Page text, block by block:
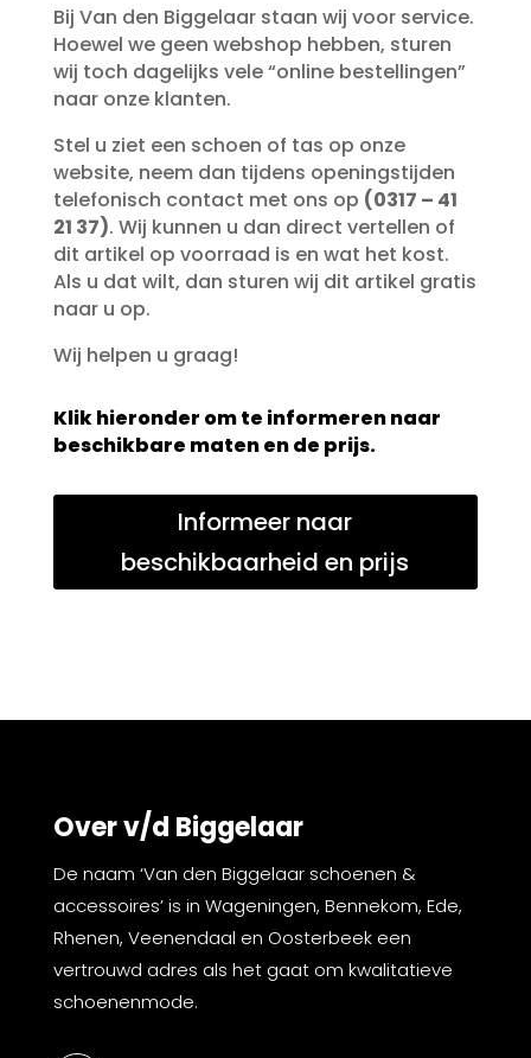
Bij Van den Biggelaar staan wij voor service.
Hoewel we geen webshop hebben, sturen
wij toch dagelijks vele “online bestellingen”
naar onze klanten.
Stel u ziet een schoen of tas op onze
website, neem dan tijdens openingstijden
telefonisch contact met ons op (0317 – 41
21 37). Wij kunnen u dan direct vertellen of
dit artikel op voorraad is en wat het kost.
Als u dat wilt, dan sturen wij dit artikel gratis
naar u op.
Wij helpen u graag!
Klik hieronder om te informeren naar
beschikbare maten en de prijs.
Informeer naar
beschikbaarheid en prijs
Over v/d Biggelaar
De naam ‘Van den Biggelaar schoenen &
accessoires’ is in Wageningen, Bennekom, Ede,
Rhenen, Veenendaal en Oosterbeek een
vertrouwd adres als het gaat om kwalitatieve
schoenenmode.